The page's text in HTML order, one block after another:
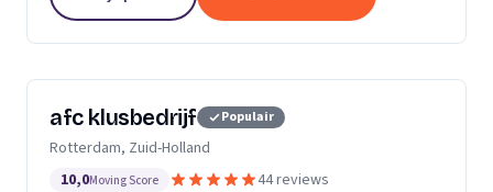
met een bijzondere...
afc klusbedrijf Populair
Rotterdam, Zuid-Holland
10,0Moving Score 44 reviews